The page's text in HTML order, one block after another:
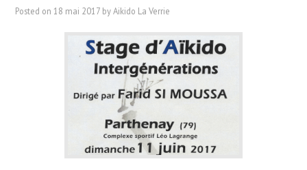
Posted on18 mai 2017 byAikido La Verrie